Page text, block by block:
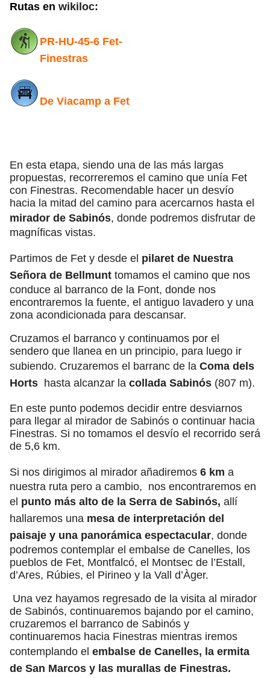
Rutas en wikiloc:
PR-HU-45-6 Fet-
Finestras
De Viacamp a Fet
En esta etapa, siendo una de las más largas
propuestas, recorreremos el camino que unía Fet
con Finestras. Recomendable hacer un desvío
hacia la mitad del camino para acercarnos hasta el
mirador de Sabinós, donde podremos disfrutar de
magníficas vistas.
Partimos de Fet y desde el pilaret de Nuestra
Señora de Bellmunt tomamos el camino que nos
conduce al barranco de la Font, donde nos
encontraremos la fuente, el antiguo lavadero y una
zona acondicionada para descansar.
Cruzamos el barranco y continuamos por el
sendero que llanea en un principio, para luego ir
subiendo. Cruzaremos el barranc de la Coma dels
Horts hasta alcanzar la collada Sabinós (807 m).
En este punto podemos decidir entre desviarnos
para llegar al mirador de Sabinós o continuar hacia
Finestras. Si no tomamos el desvío el recorrido será
de 5,6 km.
Si nos dirigimos al mirador añadiremos 6 km a
nuestra ruta pero a cambio, nos encontraremos en
el punto más alto de la Serra de Sabinós, allí
hallaremos una mesa de interpretación del
paisaje y una panorámica espectacular, donde
podremos contemplar el embalse de Canelles, los
pueblos de Fet, Montfalcó, el Montsec de l’Estall,
d’Ares, Rúbies, el Pirineo y la Vall d’Àger.
Una vez hayamos regresado de la visita al mirador
de Sabinós, continuaremos bajando por el camino,
cruzaremos el barranco de Sabinós y
continuaremos hacia Finestras mientras iremos
contemplando el embalse de Canelles, la ermita
de San Marcos y las murallas de Finestras.